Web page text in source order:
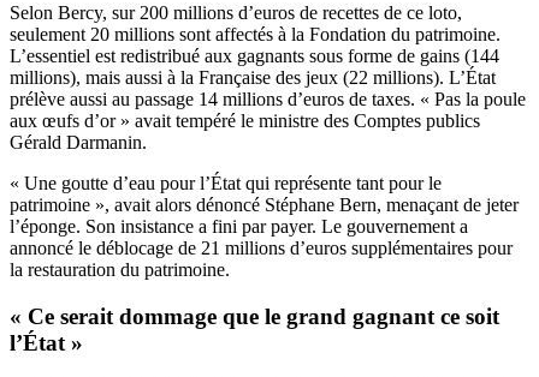
Selon Bercy, sur 200 millions d’euros de recettes de ce loto,
seulement 20 millions sont affectés à la Fondation du patrimoine.
L’essentiel est redistribué aux gagnants sous forme de gains (144
millions), mais aussi à la Française des jeux (22 millions). L’État
prélève aussi au passage 14 millions d’euros de taxes. « Pas la poule
aux œufs d’or » avait tempéré le ministre des Comptes publics
Gérald Darmanin.
« Une goutte d’eau pour l’État qui représente tant pour le
patrimoine », avait alors dénoncé Stéphane Bern, menaçant de jeter
l’éponge. Son insistance a fini par payer. Le gouvernement a
annoncé le déblocage de 21 millions d’euros supplémentaires pour
la restauration du patrimoine.
« Ce serait dommage que le grand gagnant ce soit
l’État »